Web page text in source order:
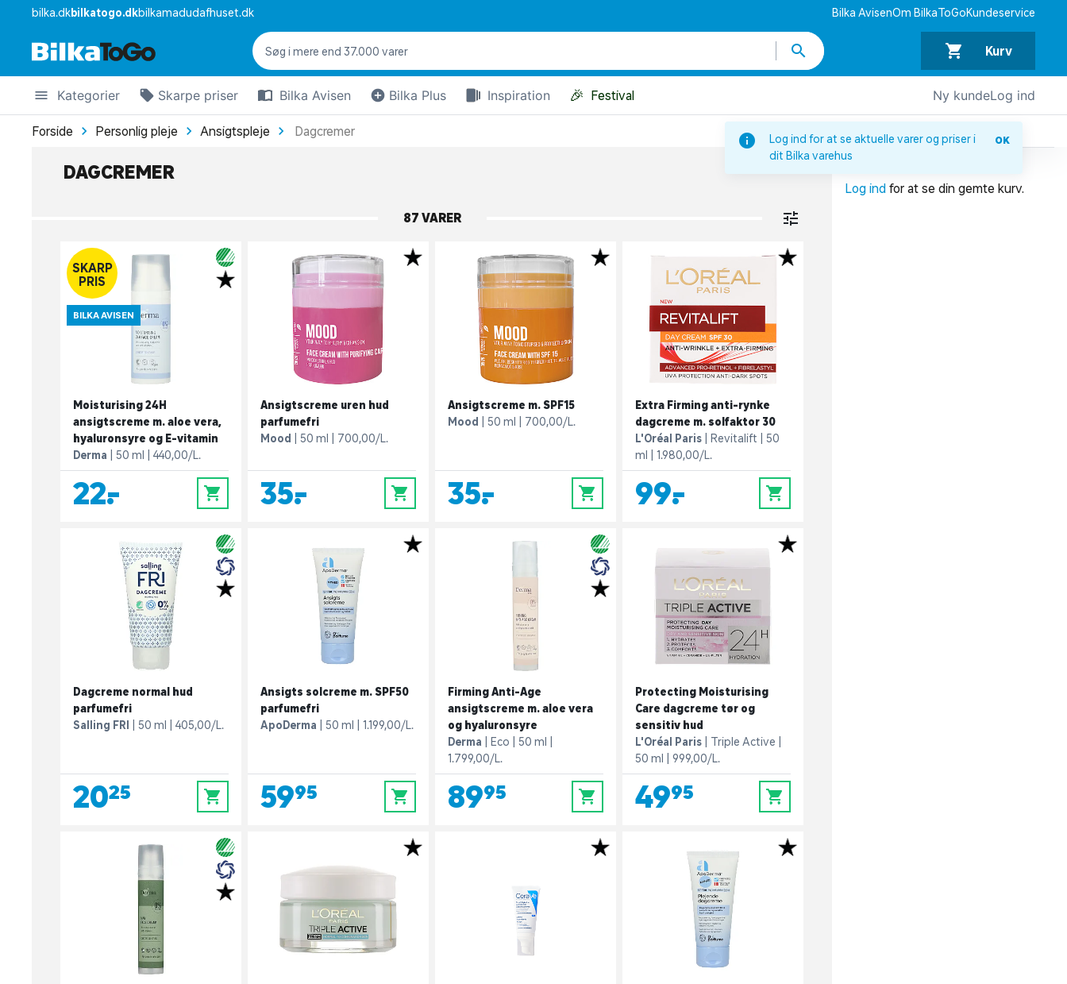
Log ind for at se aktuelle varer og priser i
dit Bilka varehus
OK
bilka.dkbilkatogo.dkbilkamadudafhuset.dk Bilka AvisenOm BilkaToGoKundeservice
Kurv
Kategorier Skarpe priser Bilka Avisen Bilka Plus Inspiration 🎉 Festival Ny kundeLog ind
Log ind for at se din gemte kurv.
Forside Personlig pleje Ansigtspleje Dagcremer
DAGCREMER
87 VARER
SKARP
PRIS
BILKA AVISEN
Moisturising 24H
ansigtscreme m. aloe vera,
hyaluronsyre og E-vitamin
Derma
50 ml 440,00/L.
22,- 0
Ansigtscreme uren hud
parfumefri
Mood
50 ml 700,00/L.
35,- 0
Ansigtscreme m. SPF15
Mood
50 ml 700,00/L.
35,- 0
Extra Firming anti-rynke
dagcreme m. solfaktor 30
L'Oréal Paris
Revitalift
50
ml
1.980,00/L.
99,- 0
Dagcreme normal hud
parfumefri
Salling FRI
50 ml 405,00/L.
20,25 0
Ansigts solcreme m. SPF50
parfumefri
ApoDerma
50 ml 1.199,00/L.
59,95 0
Firming Anti-Age
ansigtscreme m. aloe vera
og hyaluronsyre
Derma
Eco
50 ml
1.799,00/L.
89,95 0
Protecting Moisturising
Care dagcreme tør og
sensitiv hud
L'Oréal Paris
Triple Active
50 ml
999,00/L.
49,95 0